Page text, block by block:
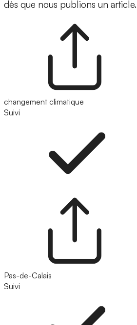
dès que nous publions un article.
changement climatique
Suivi
Pas-de-Calais
Suivi